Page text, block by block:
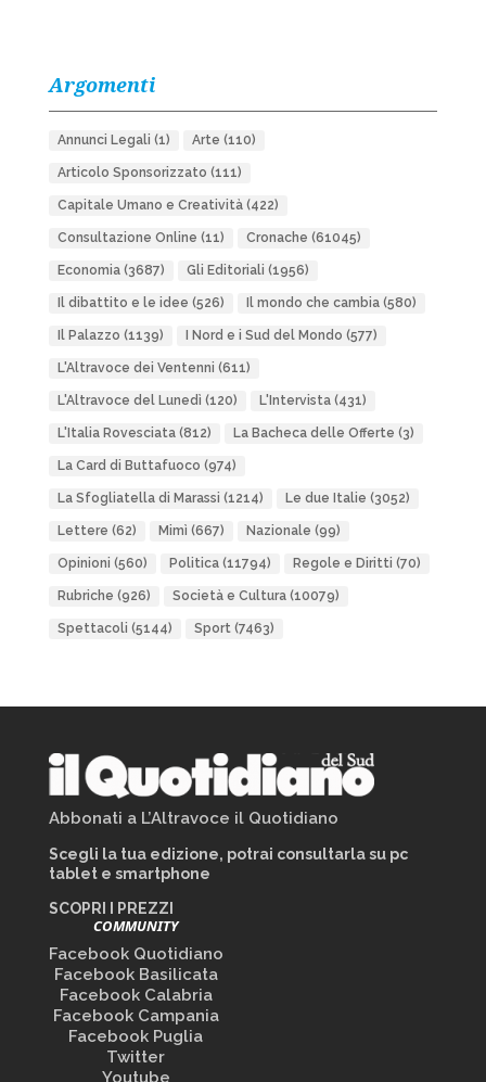
Argomenti
Annunci Legali (1) Arte (110)
Articolo Sponsorizzato (111)
Capitale Umano e Creatività(422)
Consultazione Online (11) Cronache (61045)
Economia(3687) Gli Editoriali (1956)
Il dibattito e le idee (526) Il mondo che cambia(580)
Il Palazzo (1139) I Nord e i Sud del Mondo (577)
L'Altravoce dei Ventenni (611)
L'Altravoce del Lunedì (120) L'Intervista(431)
L'Italia Rovesciata(812) La Bacheca delle Offerte (3)
La Card di Buttafuoco (974)
La Sfogliatella di Marassi (1214) Le due Italie (3052)
Lettere (62) Mimì (667) Nazionale (99)
Opinioni (560) Politica(11794) Regole e Diritti (70)
Rubriche (926) Società e Cultura(10079)
Spettacoli (5144) Sport(7463)
Abbonati a L’Altravoce il Quotidiano
Scegli la tua edizione, potrai consultarla su pc
tablet e smartphone
SCOPRI I PREZZI
COMMUNITY
Facebook Quotidiano
Facebook Basilicata
Facebook Calabria
Facebook Campania
Facebook Puglia
Twitter
Youtube